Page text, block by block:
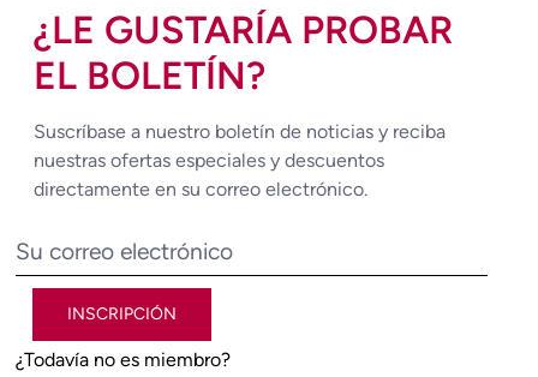
¿LE GUSTARÍA PROBAR
EL BOLETÍN?
Suscríbase a nuestro boletín de noticias y reciba
nuestras ofertas especiales y descuentos
directamente en su correo electrónico.
INSCRIPCIÓN
¿Todavía no es miembro?